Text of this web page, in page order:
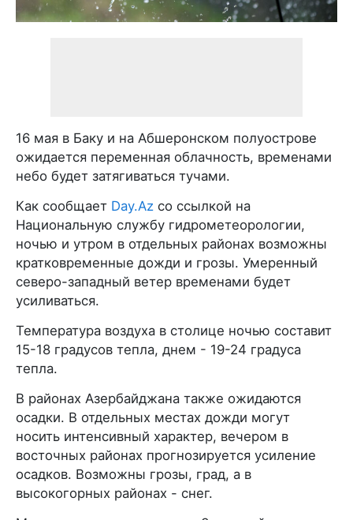
16 мая в Баку и на Абшеронском полуострове
ожидается переменная облачность, временами
небо будет затягиваться тучами.
Как сообщает Day.Az со ссылкой на
Национальную службу гидрометеорологии,
ночью и утром в отдельных районах возможны
кратковременные дожди и грозы. Умеренный
северо-западный ветер временами будет
усиливаться.
Температура воздуха в столице ночью составит
15-18 градусов тепла, днем - 19-24 градуса
тепла.
В районах Азербайджана также ожидаются
осадки. В отдельных местах дожди могут
носить интенсивный характер, вечером в
восточных районах прогнозируется усиление
осадков. Возможны грозы, град, а в
высокогорных районах - снег.